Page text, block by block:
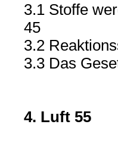
3.1 Stoffe
45
3.2
3.3 Das
4. Luft 55